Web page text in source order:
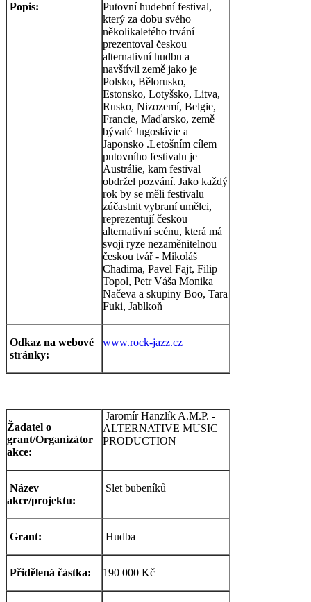
Popis:
Putovní hudební festival,
který za dobu svého
několikaletého trvání
prezentoval českou
alternativní hudbu a
navštívil země jako je
Polsko, Bělorusko,
Estonsko, Lotyšsko, Litva,
Rusko, Nizozemí, Belgie,
Francie, Maďarsko, země
bývalé Jugoslávie a
Japonsko .Letošním cílem
putovního festivalu je
Austrálie, kam festival
obdržel pozvání. Jako každý
rok by se měli festivalu
zúčastnit vybraní umělci,
reprezentují českou
alternativní scénu, která má
svoji ryze nezaměnitelnou
českou tvář - Mikoláš
Chadima, Pavel Fajt, Filip
Topol, Petr Váša Monika
Načeva a skupiny Boo, Tara
Fuki, Jablkoň
Odkaz na webové
stránky:
www.rock-jazz.cz
Žadatel o
grant/Organizátor
akce:
Jaromír Hanzlík A.M.P. -
ALTERNATIVE MUSIC
PRODUCTION
Název
akce/projektu:
Slet bubeníků
Grant: Hudba
Přidělená částka: 190 000 Kč